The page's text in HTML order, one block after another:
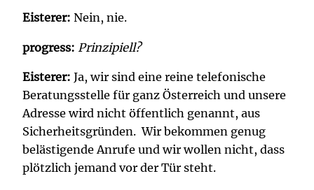
Eisterer: Nein, nie.
progress: Prinzipiell?
Eisterer: Ja, wir sind eine reine telefonische
Beratungsstelle für ganz Österreich und unsere
Adresse wird nicht öffentlich genannt, aus
Sicherheitsgründen. Wir bekommen genug
belästigende Anrufe und wir wollen nicht, dass
plötzlich jemand vor der Tür steht.